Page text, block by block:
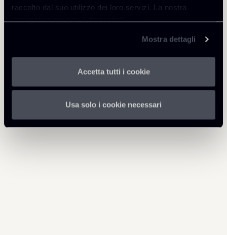
raccolto dal suo utilizzo dei loro servizi. La nostra
informativa privacy è disponibilequi.
Mostra dettagli
Accetta tutti i cookie
Usa solo i cookie necessari
290 Kb
Torna agli Insights